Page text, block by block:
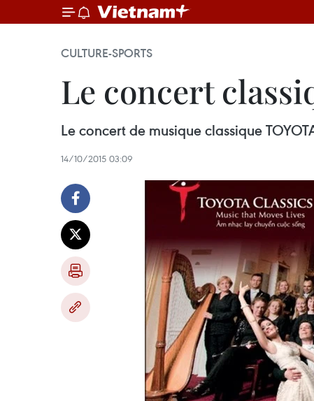
CULTURE-SPORTS
Le concert
Le concert de musique classique
14/10/2015 03:09